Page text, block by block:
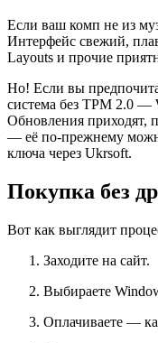
Если ваш комп не из
Интерфейс свежий,
Layouts и прочие
Но! Если вы
система без TPM 2.0 —
Обновления приходят,
— её по-прежнему
ключа через Ukrsoft.
Покупка без
Вот как выглядит
Заходите на сайт.
Выбираете
Оплачиваете —